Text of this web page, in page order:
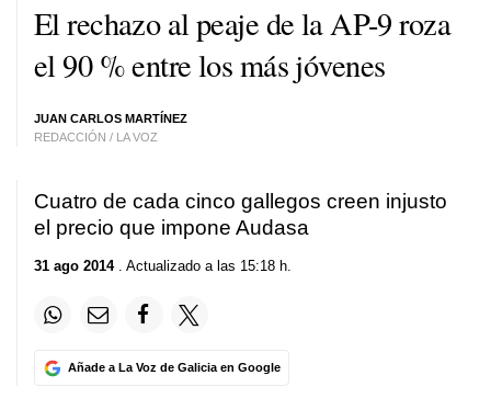
El rechazo al peaje de la AP-9 roza
el 90 % entre los más jóvenes
JUAN CARLOS MARTÍNEZ
REDACCIÓN / LA VOZ
Cuatro de cada cinco gallegos creen injusto
el precio que impone Audasa
31 ago 2014. Actualizado a las 15:18 h.
Añade a La Voz de Galicia en Google